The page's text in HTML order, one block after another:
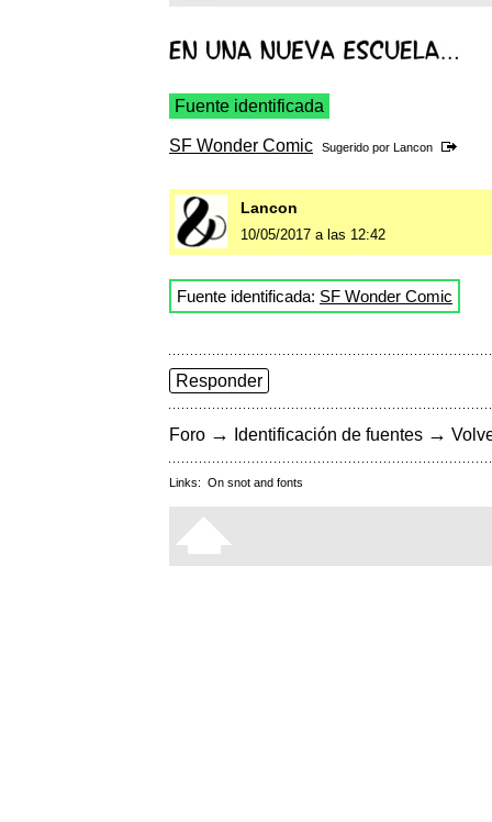
Fuente identificada
SF Wonder Comic Sugerido por Lancon
Lancon
10/05/2017 a las 12:42
Fuente identificada: SF Wonder Comic
Responder
Foro → Identificación de fuentes →
Links: On snot and fonts